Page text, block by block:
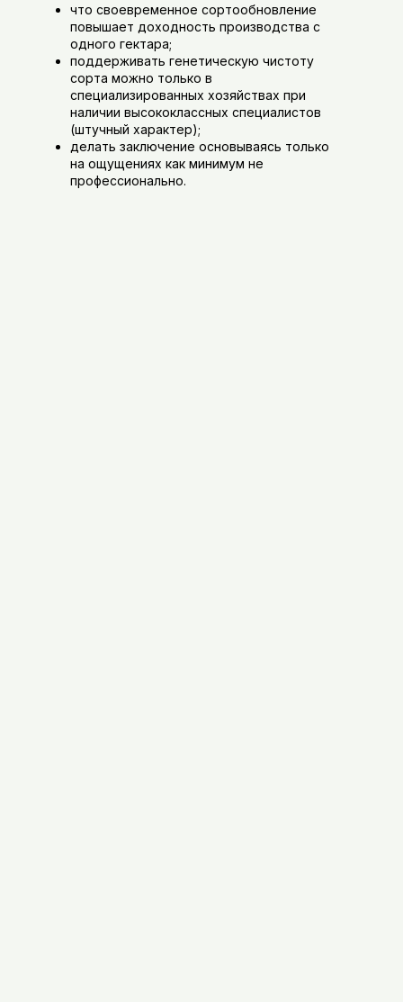
что своевременное сортообновление
повышает доходность производства с
одного гектара;
поддерживать генетическую чистоту
сорта можно только в
специализированных хозяйствах при
наличии высококлассных специалистов
(штучный характер);
делать заключение основываясь только
на ощущениях как минимум не
профессионально.